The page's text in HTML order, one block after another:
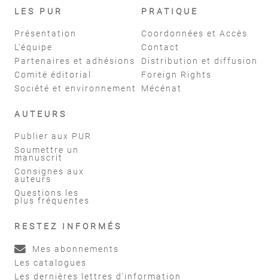
LES PUR
Présentation
L'équipe
Partenaires et adhésions
Comité éditorial
Société et environnement
PRATIQUE
Coordonnées et Accès
Contact
Distribution et diffusion
Foreign Rights
Mécénat
AUTEURS
Publier aux PUR
Soumettre un
manuscrit
Consignes aux
auteurs
Questions les
plus fréquentes
RESTEZ INFORMÉS
Mes abonnements
Les catalogues
Les dernières lettres d'information